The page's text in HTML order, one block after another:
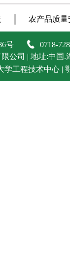
农产品质
号
0718-
公司 | 地址:中国.
学工程技术中心|